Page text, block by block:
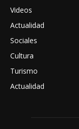
Videos
Actualidad
Sociales
Cultura
Turismo
Actualidad